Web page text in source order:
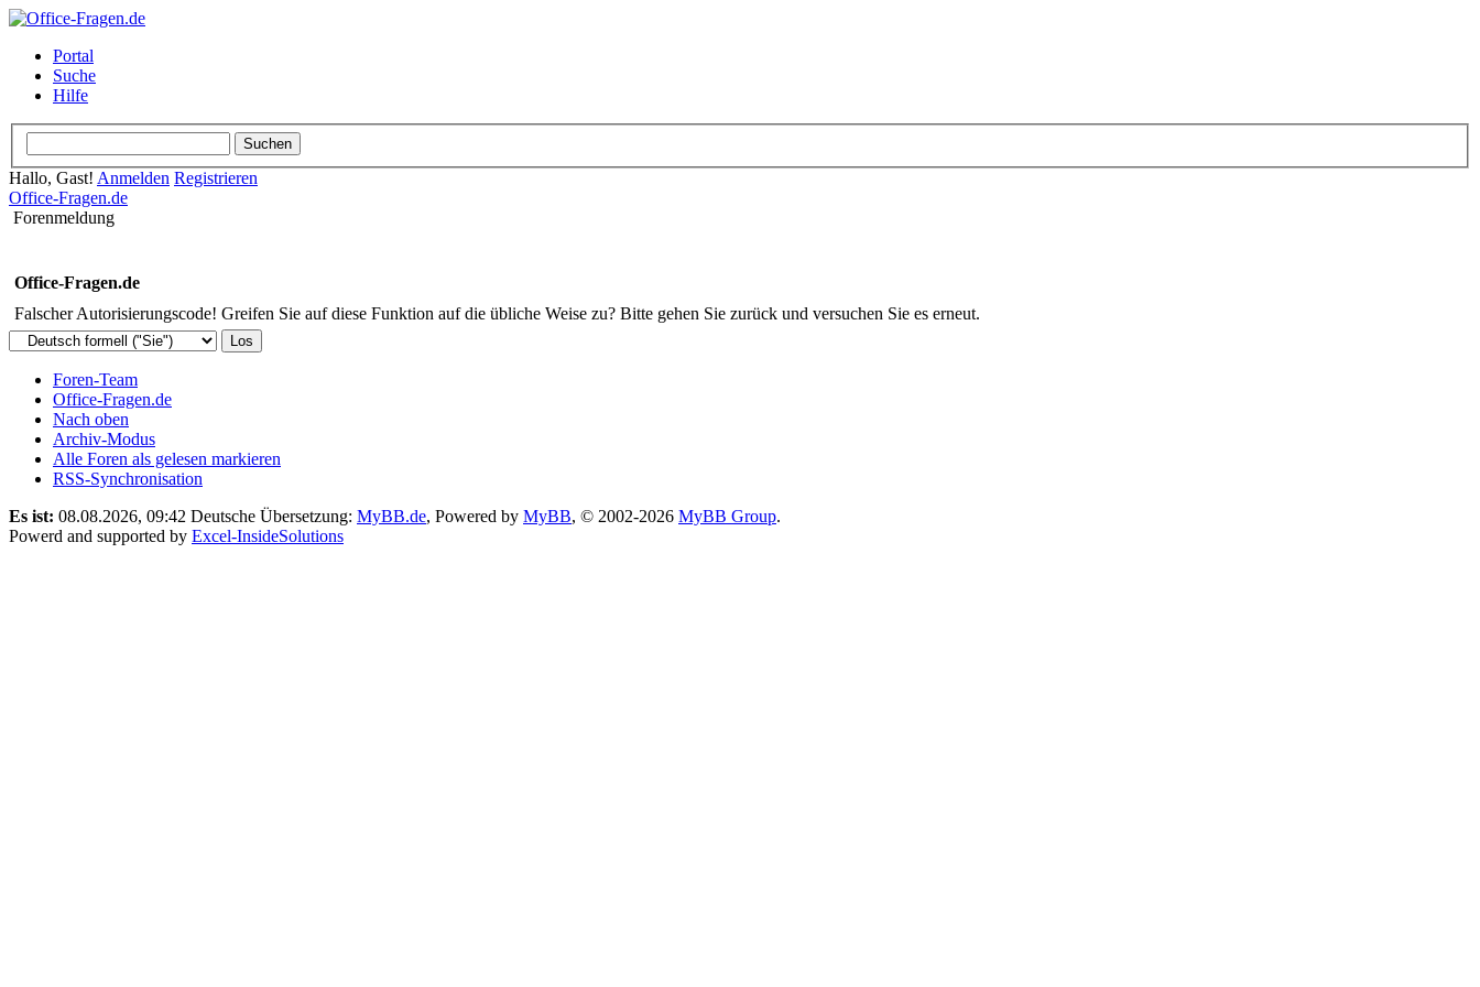
Portal
Suche
Hilfe
Hallo, Gast! Anmelden Registrieren
Office-Fragen.de
Forenmeldung
Office-Fragen.de
Falscher Autorisierungscode! Greifen Sie auf diese Funktion auf die übliche Weise zu? Bitte gehen Sie zurück und versuchen Sie es erneut.
Foren-Team
Office-Fragen.de
Nach oben
Archiv-Modus
Alle Foren als gelesen markieren
RSS-Synchronisation
Es ist: 08.08.2026, 09:42 Deutsche Übersetzung: MyBB.de, Powered by MyBB, © 2002-2026 MyBB Group.
Powerd and supported by Excel-InsideSolutions